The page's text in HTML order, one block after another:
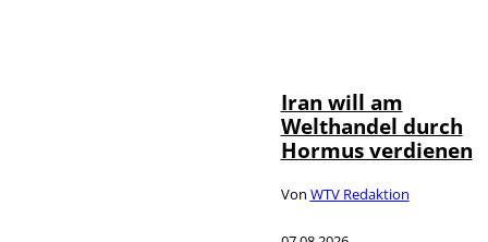
Iran will am
Welthandel durch
Hormus verdienen
Von WTV Redaktion